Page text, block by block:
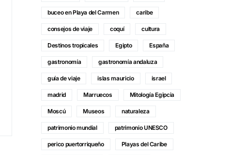
buceo en Playa del Carmen caribe
consejos de viaje coquí cultura
Destinos tropicales Egipto España
gastronomía gastronomía andaluza
guía de viaje islas mauricio israel
madrid Marruecos Mitología Egipcia
Moscú Museos naturaleza
patrimonio mundial patrimonio UNESCO
perico puertorriqueño Playas del Caribe